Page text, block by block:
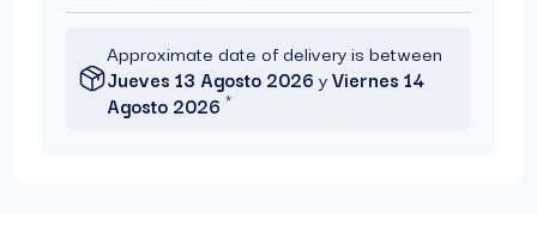
Approximate date of delivery is between
Jueves 13 Agosto 2026 yViernes 14
Agosto 2026 *